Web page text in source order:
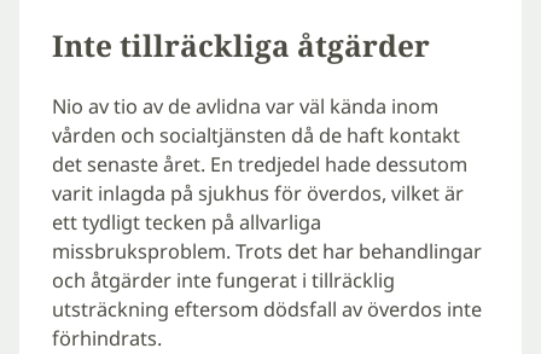
Inte tillräckliga åtgärder
Nio av tio av de avlidna var väl kända inom
vården och socialtjänsten då de haft kontakt
det senaste året. En tredjedel hade dessutom
varit inlagda på sjukhus för överdos, vilket är
ett tydligt tecken på allvarliga
missbruksproblem. Trots det har behandlingar
och åtgärder inte fungerat i tillräcklig
utsträckning eftersom dödsfall av överdos inte
förhindrats.